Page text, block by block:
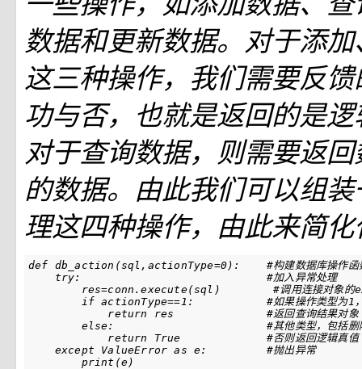
数据和更新数据。对于添
这三种操作，我们需要反
功与否，也就是返回的是
对于查询数据，则需要返
的数据。由此我们可以组
理这四种操作，由此来简
def db_action (sql , actionType=0):
#构建数据库操作
try:
#加入异常处理
res=conn .execute(sql )
#调用连接对象
if actionType==1 :
#如果操作类型为1
return
res
#返回查询结果对象
else:
#其他类型，包括
return
True
#否则返回逻辑真值
except
ValueError as e:
#抛出异常
print (e)